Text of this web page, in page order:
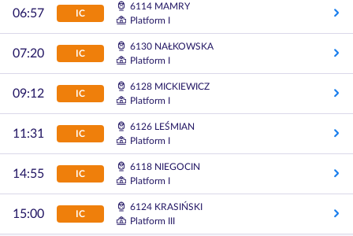
06:57 IC
6114 MAMRY
Platform I
07:20 IC
6130 NAŁKOWSKA
Platform I
09:12 IC
6128 MICKIEWICZ
Platform I
11:31 IC
6126 LEŚMIAN
Platform I
14:55 IC
6118 NIEGOCIN
Platform I
15:00 IC
6124 KRASIŃSKI
Platform III